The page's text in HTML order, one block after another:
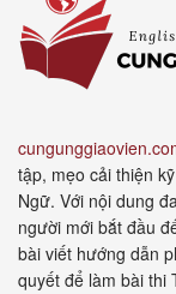
tập, mẹo cải thiện
Ngữ. Với nội dung
người mới bắt đầu
bài viết hướng dẫn
quyết để làm bài thi